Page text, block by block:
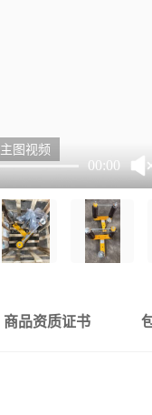
00:00
主图视频
商品资质证书